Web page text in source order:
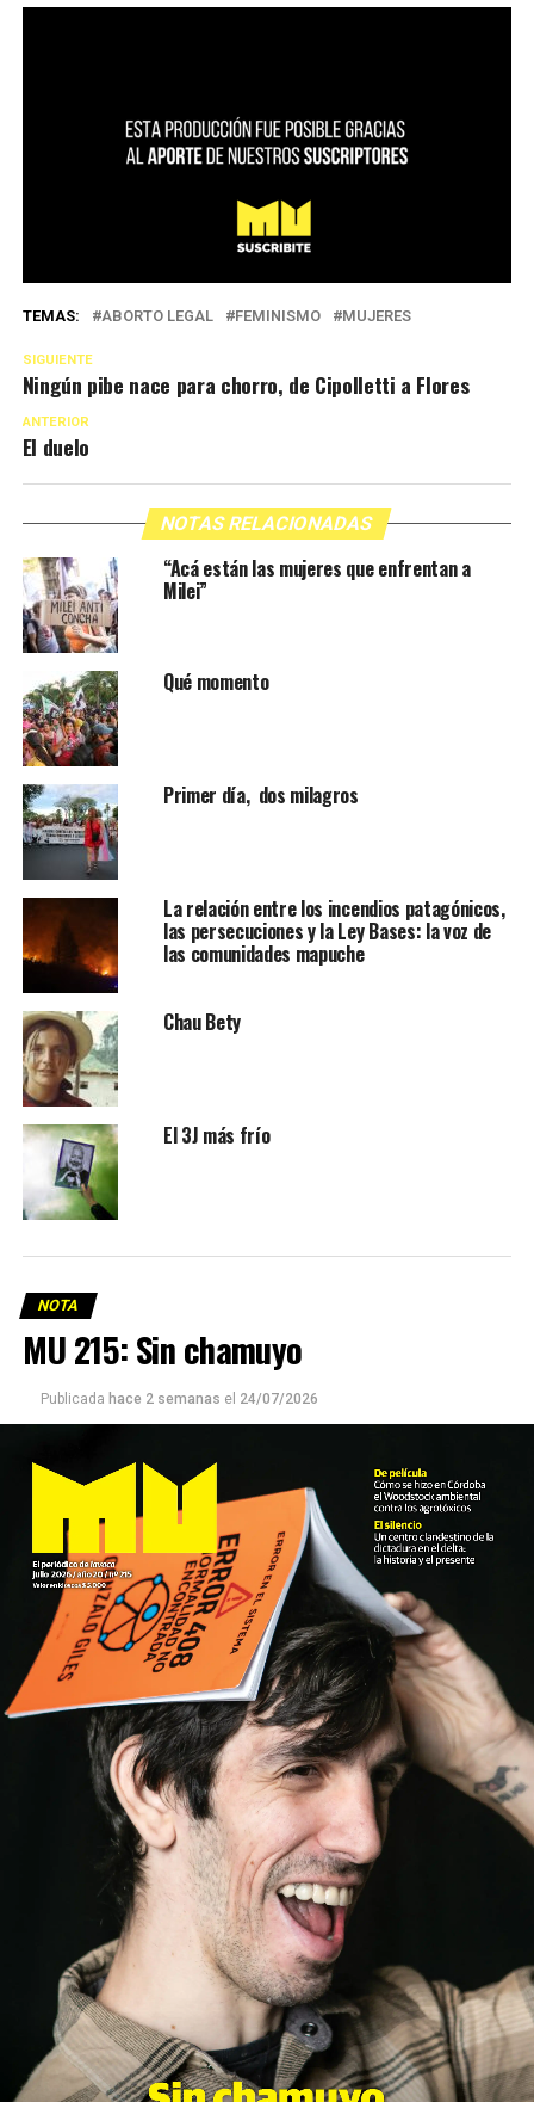
TEMAS: ABORTO LEGAL FEMINISMO MUJERES
SIGUIENTE
Ningún pibe nace para chorro, de Cipolletti a Flores
ANTERIOR
El duelo
NOTAS RELACIONADAS
“Acá están las mujeres que enfrentan a
Milei”
Qué momento
Primer día, dos milagros
La relación entre los incendios patagónicos,
las persecuciones y la Ley Bases: la voz de
las comunidades mapuche
Chau Bety
El 3J más frío
NOTA
MU 215: Sin chamuyo
Publicada hace 2 semanas el 24/07/2026